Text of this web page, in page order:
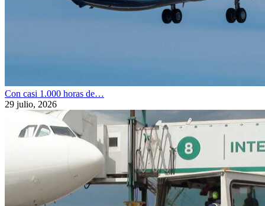
Con casi 1.000 horas de…
29 julio, 2026